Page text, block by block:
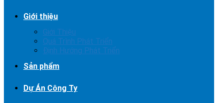
Giới thiệu
Giới Thiệu
Quá Trình Phát Triển
Định Hướng Phát Triển
Sản phẩm
Dự Án Công Ty